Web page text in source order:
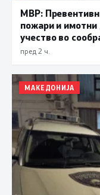
МВР:
пожари и имотни
учество во
пред 2 ч.
МАКЕДОНИЈА